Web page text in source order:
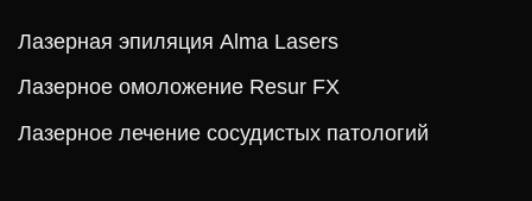
Лазерная эпиляция Alma Lasers
Лазерное омоложение Resur FX
Лазерное лечение сосудистых патологий